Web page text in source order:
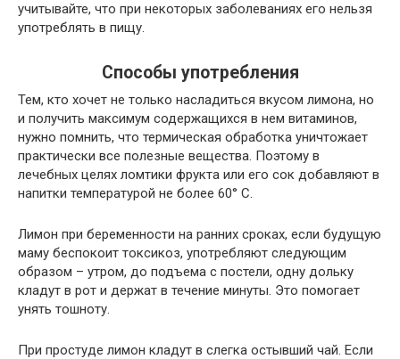
учитывайте, что при некоторых заболеваниях его нельзя
употреблять в пищу.
Способы употребления
Тем, кто хочет не только насладиться вкусом лимона, но
и получить максимум содержащихся в нем витаминов,
нужно помнить, что термическая обработка уничтожает
практически все полезные вещества. Поэтому в
лечебных целях ломтики фрукта или его сок добавляют в
напитки температурой не более 60° С.
Лимон при беременности на ранних сроках, если будущую
маму беспокоит токсикоз, употребляют следующим
образом – утром, до подъема с постели, одну дольку
кладут в рот и держат в течение минуты. Это помогает
унять тошноту.
При простуде лимон кладут в слегка остывший чай. Если